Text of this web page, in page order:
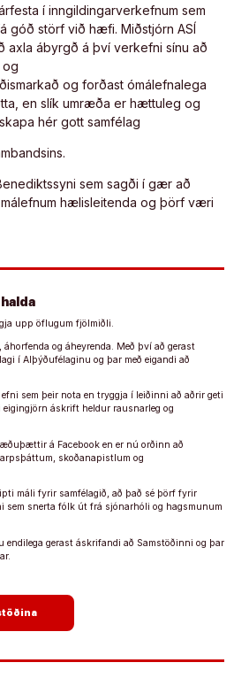
í inngildingarverkefnum sem
góð störf við hæfi. Miðstjórn ASÍ
axla ábyrgð á því verkefni sínu að
og
og forðast ómálefnalega
en slík umræða er hættuleg og
hér gott samfélag
sem sagði í gær að
hælisleitenda og þörf væri
upp öflugum fjölmiðli.
áhorfenda og áheyrenda. Með því að gerast
í Alþýðufélaginu og þar með eigandi að
sem þeir nota en tryggja í leiðinni að aðrir geti
áskrift heldur rausnarleg og
á Facebook en er nú orðinn að
skoðanapistlum og
máli fyrir samfélagið, að það sé þörf fyrir
snerta fólk út frá sjónarhóli og hagsmunum
endilega gerast áskrifandi að Samstöðinni og þar